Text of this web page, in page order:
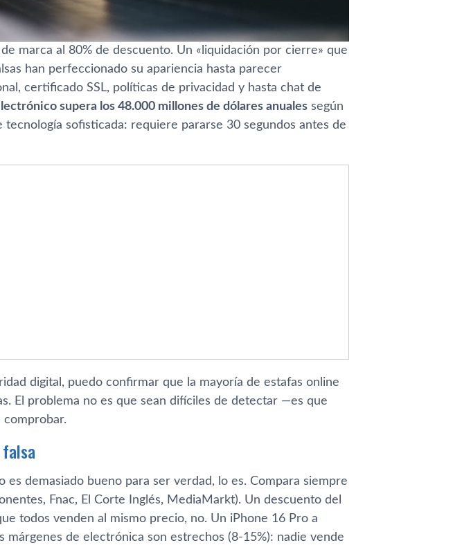
marca al 80% de descuento. Un «liquidación por cierre» que
han perfeccionado su apariencia hasta parecer
certificado SSL, políticas de privacidad y hasta chat de
supera los 48.000 millones de dólares anuales según
sofisticada: requiere pararse 30 segundos antes de
digital, puedo confirmar que la mayoría de estafas online
El problema no es que sean difíciles de detectar —es que
comprobar.
es demasiado bueno para ser verdad, lo es. Compara siempre
Fnac, El Corte Inglés, MediaMarkt). Un descuento del
todos venden al mismo precio, no. Un iPhone 16 Pro a
márgenes de electrónica son estrechos (8-15%): nadie vende